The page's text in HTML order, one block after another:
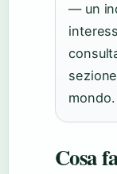
— un
mondo.
Cosa